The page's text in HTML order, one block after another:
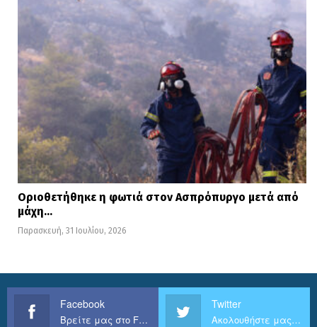
Οριοθετήθηκε η φωτιά στον Ασπρόπυργο μετά από
μάχη…
Παρασκευή, 31 Ιουλίου, 2026
Facebook
Βρείτε μας στο Facebook
Twitter
Ακολουθήστε μας στο Twitter